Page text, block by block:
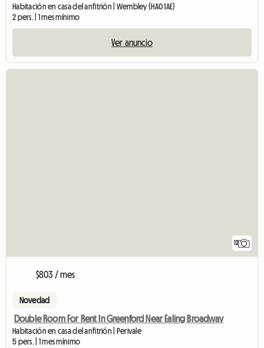
Habitación en casa del anfitrión | Wembley (HA0 1AE)
2 pers. | 1 mes mínimo
Ver anuncio
12
$803 / mes
Novedad
Double Room For Rent In Greenford Near Ealing Broadway
Habitación en casa del anfitrión | Perivale
5 pers. | 1 mes mínimo